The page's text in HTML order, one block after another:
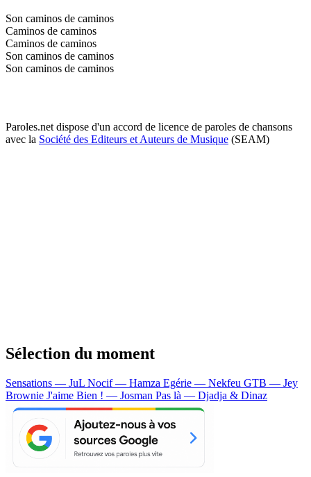
Son caminos de caminos
Caminos de caminos
Caminos de caminos
Son caminos de caminos
Son caminos de caminos
Paroles.net dispose d'un accord de licence de paroles de chansons
avec la Société des Editeurs et Auteurs de Musique (SEAM)
Sélection du moment
Sensations — JuL Nocif — Hamza Egérie — Nekfeu GTB — Jey
Brownie J'aime Bien ! — Josman Pas là — Djadja & Dinaz